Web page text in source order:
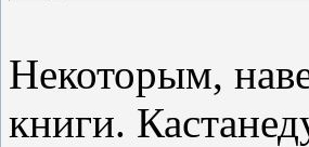
Некоторым,
книги.